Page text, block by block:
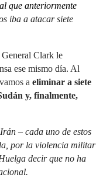
que anteriormente
iba a atacar siete
General Clark le
ese mismo día. Al
a eliminar a siete
y, finalmente,
– cada uno de estos
por la violencia militar
decir que no ha